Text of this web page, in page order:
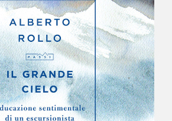
EVENTI
NEWS
CONTATTI